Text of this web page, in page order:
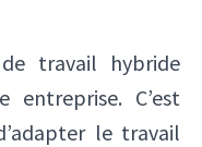
travail hybride
C’est
le travail